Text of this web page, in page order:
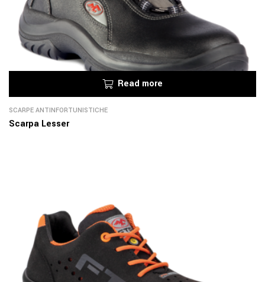
Read more
SCARPE ANTINFORTUNISTICHE
Scarpa Lesser